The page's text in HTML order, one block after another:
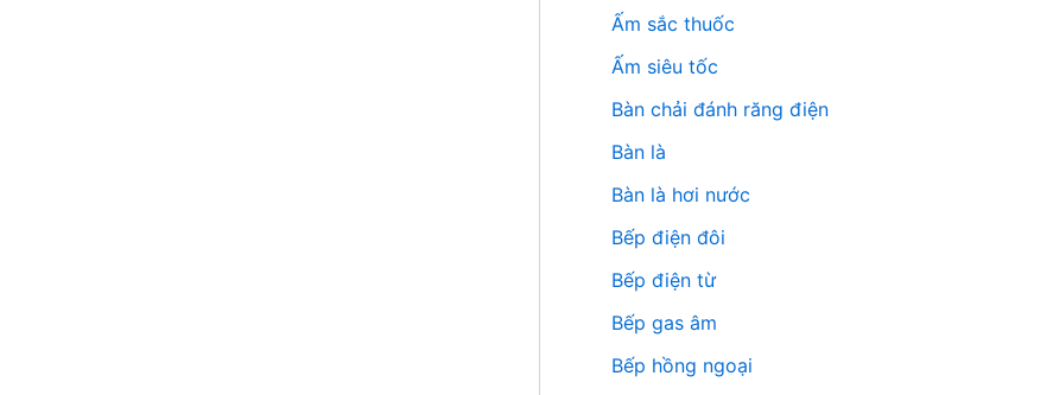
m
:Ấm sắc thuốc
Ấm siêu tốc
Bàn chải đánh răng điện
Bàn là
Bàn là hơi nước
Bếp điện đôi
Bếp điện từ
Bếp gas âm
Bếp hồng ngoại